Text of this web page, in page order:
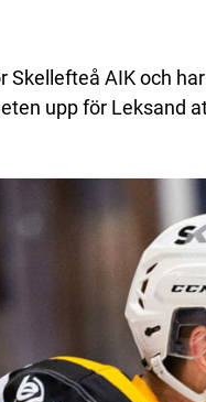
Skellefteå AIK och
upp för Leksand